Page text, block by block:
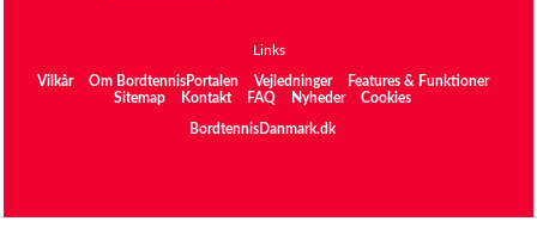
Links
Vilkår Om BordtennisPortalen Vejledninger
Features & Funktioner
Sitemap
Kontakt FAQ Nyheder Cookies
BordtennisDanmark.dk